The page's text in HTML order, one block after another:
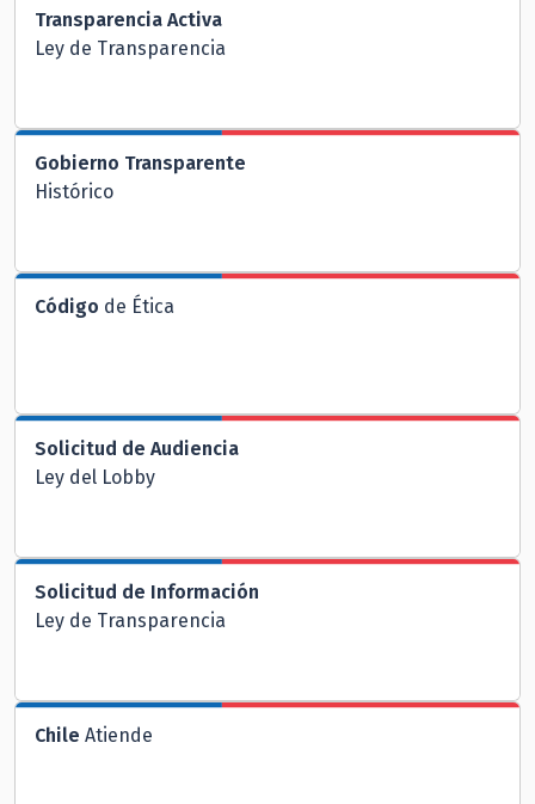
Transparencia Activa
Ley de Transparencia
Gobierno Transparente
Histórico
Código de Ética
Solicitud de Audiencia
Ley del Lobby
Solicitud de Información
Ley de Transparencia
Chile Atiende